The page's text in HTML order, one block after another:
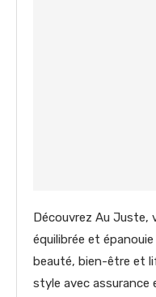
Découvrez Au Juste,
équilibrée et
beauté, bien-être et
style avec assurance